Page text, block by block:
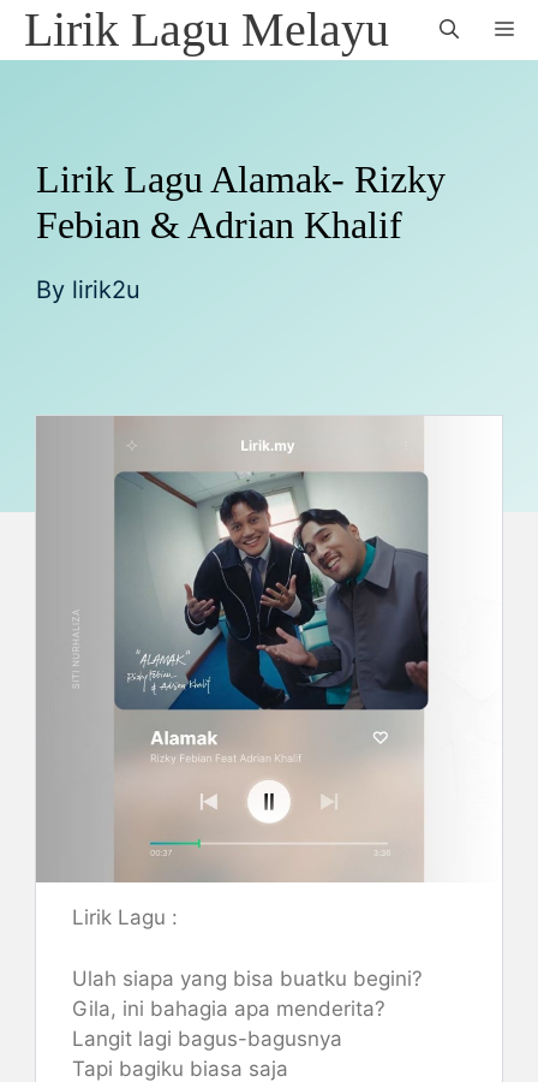
SkipLirik Lagu Melayu
Lirik Lagu Alamak- Rizky
Febian & Adrian Khalif
By lirik2u
Lirik Lagu :
Ulah siapa yang bisa buatku begini?
Gila, ini bahagia apa menderita?
Langit lagi bagus-bagusnya
Tapi bagiku biasa saja